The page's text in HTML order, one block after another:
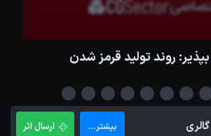
بپذیر: روند تولید قرمز شدن
بیشتر... ارسال اثر